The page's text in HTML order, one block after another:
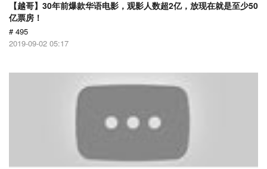
【越哥】30年前爆款华语电影，观影人数超2亿，放现在就是至少50
亿票房！
# 495
2019-09-02 05:17